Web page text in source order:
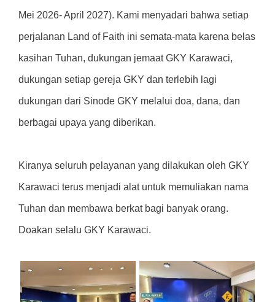
Mei 2026- April 2027). Kami menyadari bahwa setiap
perjalanan Land of Faith ini semata-mata karena belas
kasihan Tuhan, dukungan jemaat GKY Karawaci,
dukungan setiap gereja GKY dan terlebih lagi
dukungan dari Sinode GKY melalui doa, dana, dan
berbagai upaya yang diberikan.
Kiranya seluruh pelayanan yang dilakukan oleh GKY
Karawaci terus menjadi alat untuk memuliakan nama
Tuhan dan membawa berkat bagi banyak orang.
Doakan selalu GKY Karawaci.